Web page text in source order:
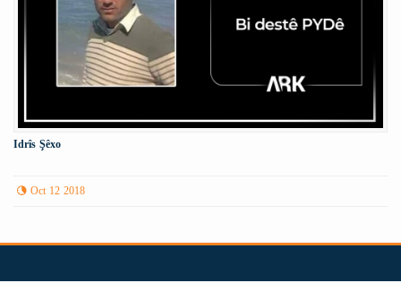
Idrîs Şêxo
Oct 12 2018